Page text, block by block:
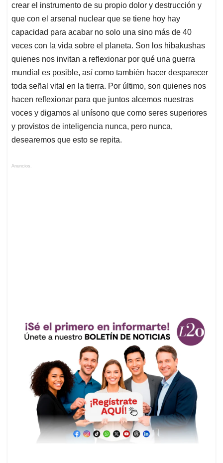
crear el instrumento de su propio dolor y destrucción y
que con el arsenal nuclear que se tiene hoy hay
capacidad para acabar no solo una sino más de 40
veces con la vida sobre el planeta. Son los hibakushas
quienes nos invitan a reflexionar por qué una guerra
mundial es posible, así como también hacer desparecer
toda señal vital en la tierra. Por último, son quienes nos
hacen reflexionar para que juntos alcemos nuestras
voces y digamos al unísono que como seres superiores
y provistos de inteligencia nunca, pero nunca,
desearemos que esto se repita.
Anuncios.